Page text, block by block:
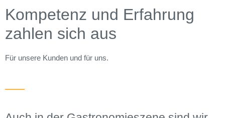
Kompetenz und Erfahrung
zahlen sich aus
Für unsere Kunden und für uns.